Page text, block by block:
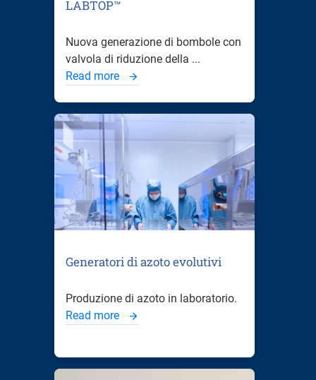
LABTOP™
Nuova generazione di bombole con
valvola di riduzione della ...
Read more
Generatori di azoto evolutivi
Produzione di azoto in laboratorio.
Read more